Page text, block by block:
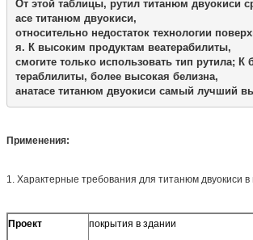
От этой таблицы, рутил титанюм двуокиси
асе титанюм двуокиси,
относительно недостаток технологии
я. К высоким продуктам веатерабилиты,
смогите только использовать тип рутила; К
тераблилиты, более высокая белизна,
анатасе титанюм двуокиси самый лучший
Применения:
1. Характерные требования для титанюм двуокиси в
Проект покрытия в здании